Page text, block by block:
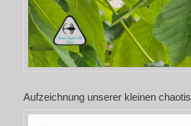
Aufzeichnung unserer kleinen